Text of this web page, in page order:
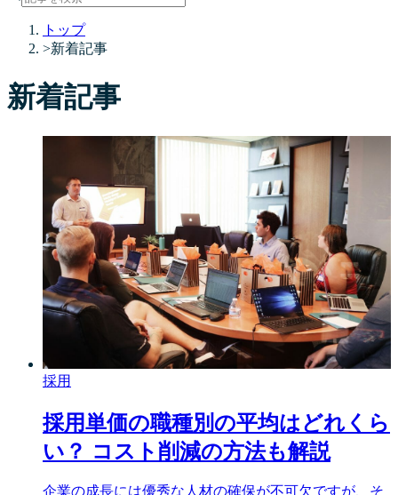
トップ
>新着記事
新着記事
採用
採用単価の職種別の平均はどれくら
い？ コスト削減の方法も解説
企業の成長には優秀な人材の確保が不可欠ですが、そ